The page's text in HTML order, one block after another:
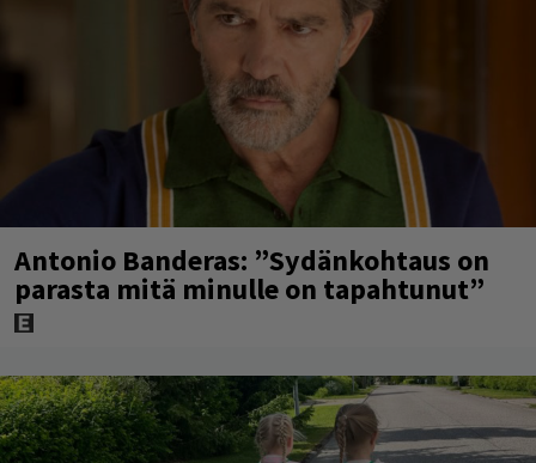
Antonio Banderas: ”Sydänkohtaus on
parasta mitä minulle on tapahtunut”